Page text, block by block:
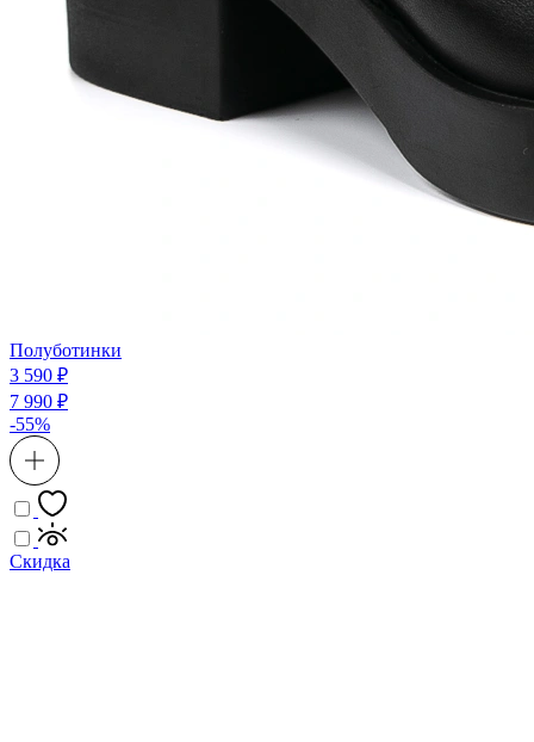
Полуботинки
3 590 ₽
7 990 ₽
-55%
Скидка